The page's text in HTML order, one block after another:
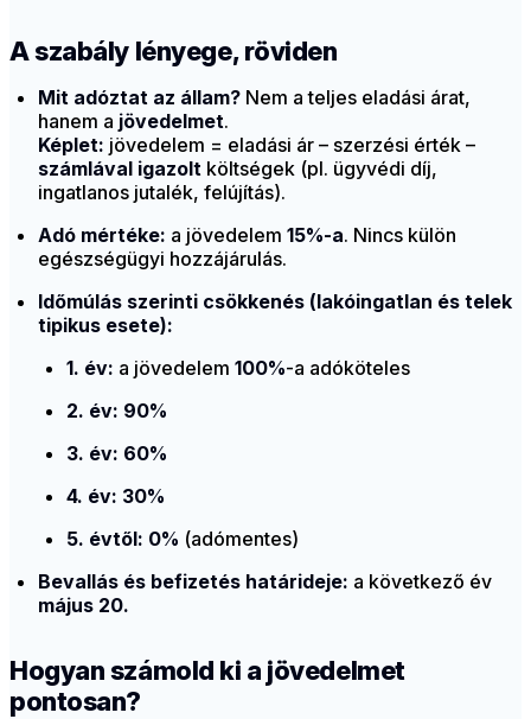
A szabály lényege, röviden
Mit adóztat az állam? Nem a teljes eladási árat,
hanem a jövedelmet.
Képlet: jövedelem = eladási ár – szerzési érték –
számlával igazolt költségek (pl. ügyvédi díj,
ingatlanos jutalék, felújítás).
Adó mértéke: a jövedelem 15%-a. Nincs külön
egészségügyi hozzájárulás.
Időmúlás szerinti csökkenés (lakóingatlan és telek
tipikus esete):
1. év: a jövedelem 100%-a adóköteles
2. év: 90%
3. év: 60%
4. év: 30%
5. évtől: 0% (adómentes)
Bevallás és befizetés határideje: a következő év
május 20.
Hogyan számold ki a jövedelmet
pontosan?